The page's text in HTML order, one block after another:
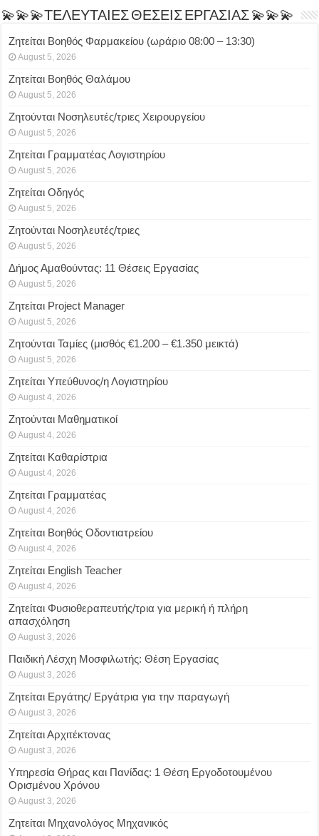
💫💫💫ΤΕΛΕΥΤΑΙΕΣ ΘΕΣΕΙΣ ΕΡΓΑΣΙΑΣ 💫💫💫
Ζητείται Βοηθός Φαρμακείου (ωράριο 08:00 – 13:30)
August 5, 2026
Ζητείται Βοηθός Θαλάμου
August 5, 2026
Ζητούνται Νοσηλευτές/τριες Χειρουργείου
August 5, 2026
Ζητείται Γραμματέας Λογιστηρίου
August 5, 2026
Ζητείται Οδηγός
August 5, 2026
Ζητούνται Νοσηλευτές/τριες
August 5, 2026
Δήμος Αμαθούντας: 11 Θέσεις Εργασίας
August 5, 2026
Ζητείται Project Manager
August 5, 2026
Ζητούνται Ταμίες (μισθός €1.200 – €1.350 μεικτά)
August 5, 2026
Ζητείται Υπεύθυνος/η Λογιστηρίου
August 4, 2026
Ζητούνται Μαθηματικοί
August 4, 2026
Ζητείται Καθαρίστρια
August 4, 2026
Ζητείται Γραμματέας
August 4, 2026
Ζητείται Βοηθός Οδοντιατρείου
August 4, 2026
Ζητείται English Teacher
August 4, 2026
Ζητείται Φυσιοθεραπευτής/τρια για μερική ή πλήρη
απασχόληση
August 3, 2026
Παιδική Λέσχη Μοσφιλωτής: Θέση Εργασίας
August 3, 2026
Ζητείται Εργάτης/ Εργάτρια για την παραγωγή
August 3, 2026
Ζητείται Αρχιτέκτονας
August 3, 2026
Υπηρεσία Θήρας και Πανίδας: 1 Θέση Eργοδοτουμένου
Oρισμένου Xρόνου
August 3, 2026
Ζητείται Μηχανολόγος Μηχανικός